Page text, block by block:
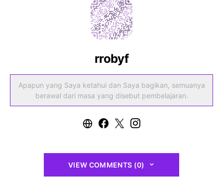
rrobyf
Apapun yang Saya ketahui dan Saya bagikan, semuanya
berawal dari masa yang disebut pembelajaran.
VIEW COMMENTS (0)